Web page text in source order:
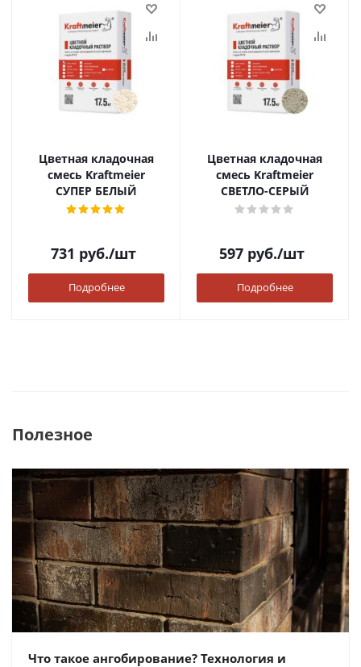
Цветная кладочная
смесь Kraftmeier
СУПЕР БЕЛЫЙ
731 руб./шт
Подробнее
Цветная кладочная
смесь Kraftmeier
СВЕТЛО-СЕРЫЙ
597 руб./шт
Подробнее
Полезное
Что такое ангобирование? Технология и